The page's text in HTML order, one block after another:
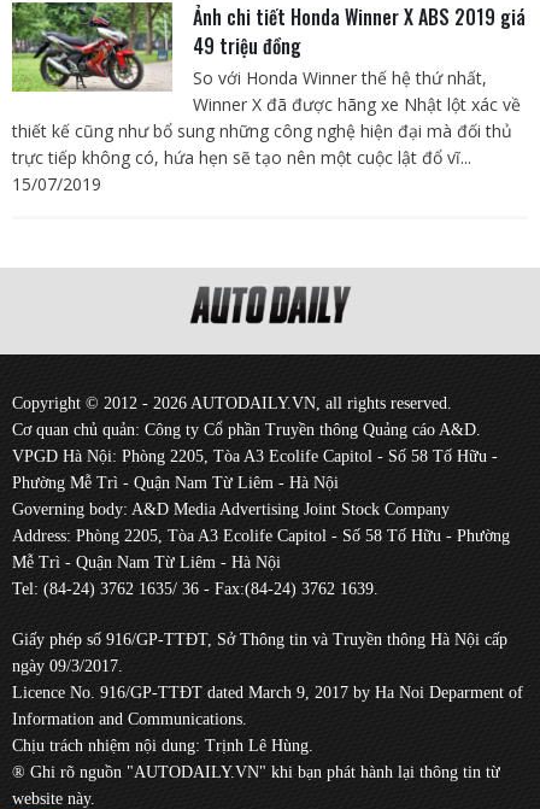
Ảnh chi tiết Honda Winner X ABS 2019 giá
49 triệu đồng
So với Honda Winner thế hệ thứ nhất,
Winner X đã được hãng xe Nhật lột xác về
thiết kế cũng như bổ sung những công nghệ hiện đại mà đối thủ
trực tiếp không có, hứa hẹn sẽ tạo nên một cuộc lật đổ vĩ...
15/07/2019
Copyright © 2012 - 2026 AUTODAILY.VN, all rights reserved.
Cơ quan chủ quản: Công ty Cổ phần Truyền thông Quảng cáo A&D.
VPGD Hà Nội: Phòng 2205, Tòa A3 Ecolife Capitol - Số 58 Tố Hữu -
Phường Mễ Trì - Quận Nam Từ Liêm - Hà Nội
Governing body: A&D Media Advertising Joint Stock Company
Address: Phòng 2205, Tòa A3 Ecolife Capitol - Số 58 Tố Hữu - Phường
Mễ Trì - Quận Nam Từ Liêm - Hà Nội
Tel: (84-24) 3762 1635/ 36 - Fax:(84-24) 3762 1639.
Giấy phép số 916/GP-TTĐT, Sở Thông tin và Truyền thông Hà Nội cấp
ngày 09/3/2017.
Licence No. 916/GP-TTĐT dated March 9, 2017 by Ha Noi Deparment of
Information and Communications.
Chịu trách nhiệm nội dung: Trịnh Lê Hùng.
® Ghi rõ nguồn "AUTODAILY.VN" khi bạn phát hành lại thông tin từ
website này.